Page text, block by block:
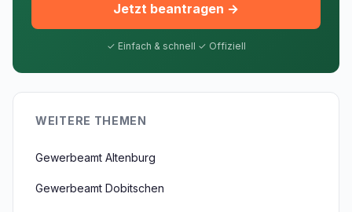
Jetzt beantragen →
✓ Einfach & schnell ✓ Offiziell
WEITERE THEMEN
Gewerbeamt Altenburg
Gewerbeamt Dobitschen